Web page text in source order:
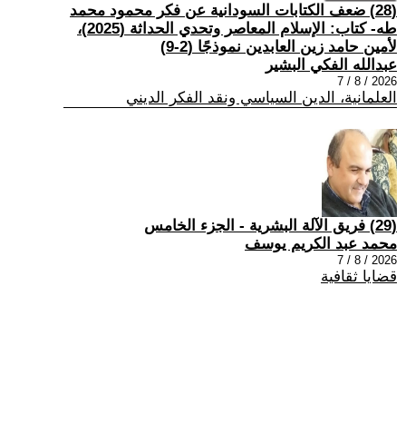
(28) ضعف الكتابات السودانية عن فكر محمود محمد
طه- كتاب: الإسلام المعاصر وتحدي الحداثة (2025)،
لأمين حامد زين العابدين نموذجًا (2-9)
عبدالله الفكي البشير
2026 / 8 / 7
العلمانية، الدين السياسي ونقد الفكر الديني
(29) فريق الآلة البشرية - الجزء الخامس
محمد عبد الكريم يوسف
2026 / 8 / 7
قضايا ثقافية